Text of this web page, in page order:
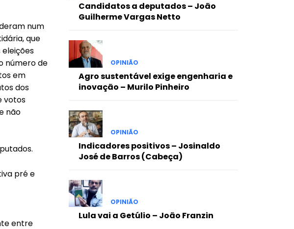
num
que
número de
em
dos
votos
não
pré e
entre
Candidatos a deputados – João
Guilherme Vargas Netto
OPINIÃO
Agro sustentável exige engenharia e
inovação – Murilo Pinheiro
OPINIÃO
Indicadores positivos – Josinaldo
José de Barros (Cabeça)
OPINIÃO
Lula vai a Getúlio – João Franzin